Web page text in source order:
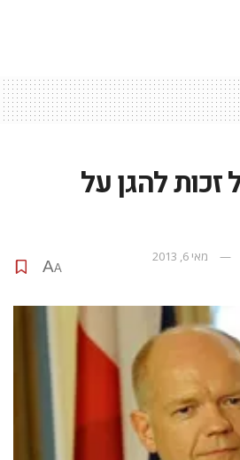
זכות להגן על
מאי 6, 2013
A
A